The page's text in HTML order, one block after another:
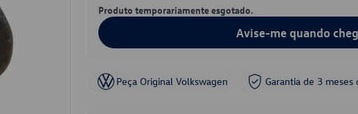
Produto temporariamente esgotado.
Avise-me quando
Peça Original Volkswagen Garantia de 3 meses